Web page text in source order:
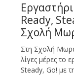
Ready,
Σχολή
Στη Σχολή
λίγες μέρες το
Steady, Go! με